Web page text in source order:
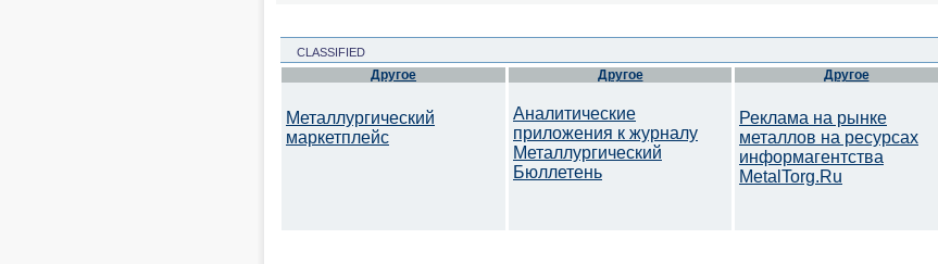
CLASSIFIED
Другое
Металлургический
маркетплейс
Другое
Аналитические
приложения к журналу
Металлургический
Бюллетень
Другое
Реклама на рынке
металлов на ресурсах
информагентства
MetalTorg.Ru